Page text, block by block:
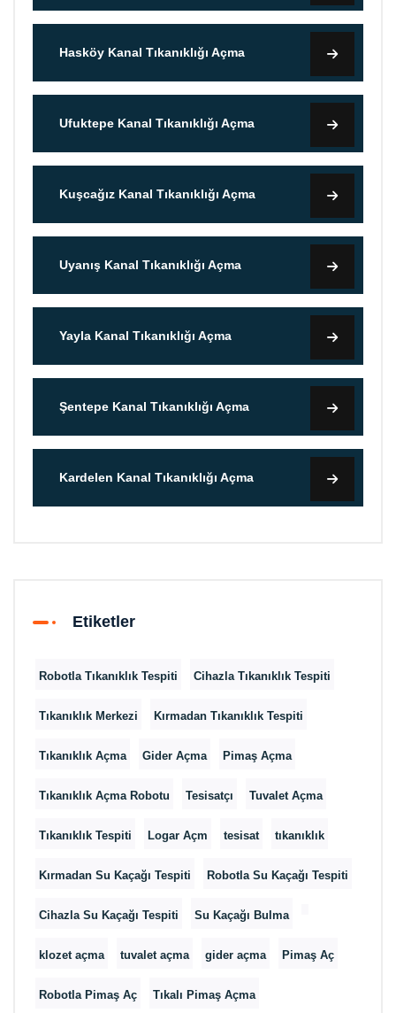
Hasköy Kanal Tıkanıklığı Açma
Ufuktepe Kanal Tıkanıklığı Açma
Kuşcağız Kanal Tıkanıklığı Açma
Uyanış Kanal Tıkanıklığı Açma
Yayla Kanal Tıkanıklığı Açma
Şentepe Kanal Tıkanıklığı Açma
Kardelen Kanal Tıkanıklığı Açma
Etiketler
Robotla Tıkanıklık Tespiti Cihazla Tıkanıklık Tespiti
Tıkanıklık Merkezi Kırmadan Tıkanıklık Tespiti
Tıkanıklık Açma Gider Açma Pimaş Açma
Tıkanıklık Açma Robotu Tesisatçı Tuvalet Açma
Tıkanıklık Tespiti Logar Açm tesisat tıkanıklık
Kırmadan Su Kaçağı Tespiti Robotla Su Kaçağı Tespiti
Cihazla Su Kaçağı Tespiti Su Kaçağı Bulma
klozet açma tuvalet açma gider açma Pimaş Aç
Robotla Pimaş Aç Tıkalı Pimaş Açma